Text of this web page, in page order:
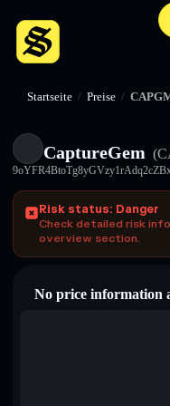
Startseite / Preise /
CaptureGem
Risk status: Danger
Check detailed risk
overview section.
No price information